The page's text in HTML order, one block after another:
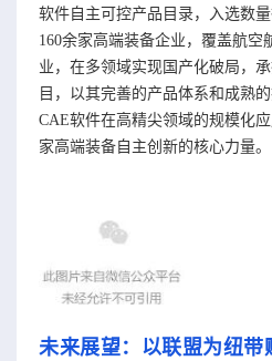
软件自主可控产品目录，入选数
160余家高端装备企业，覆盖航空
业，在多领域实现国产化破局，
目，以其完善的产品体系和成熟
CAE软件在高精尖领域的规模化
家高端装备自主创新的核心力量。
未来展望：以联盟为纽带